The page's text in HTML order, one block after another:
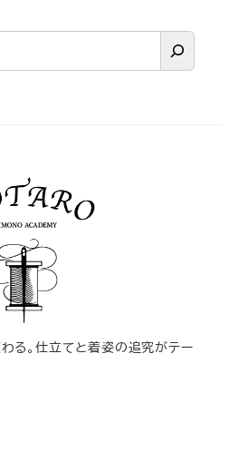
る。仕立てと着姿の追究がテー